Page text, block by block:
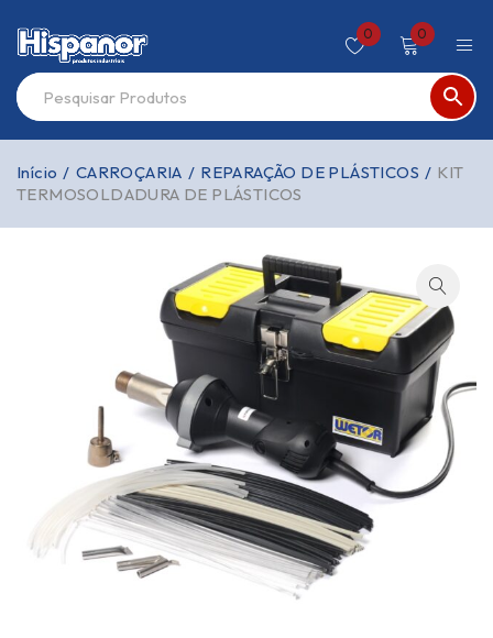
0 0
Início / CARROÇARIA / REPARAÇÃO DE PLÁSTICOS / KIT
TERMOSOLDADURA DE PLÁSTICOS